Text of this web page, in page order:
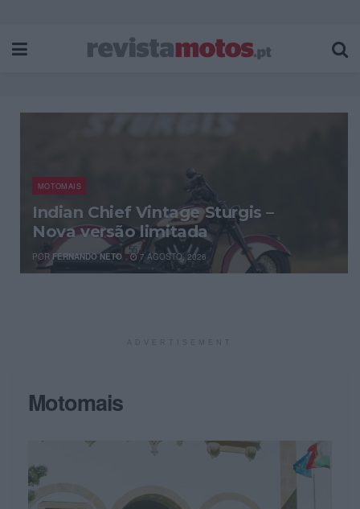
MOTOMAIS
Indian Chief Vintage Sturgis –
Nova versão limitada
POR FERNANDO NETO 7 AGOSTO, 2026
Motomais